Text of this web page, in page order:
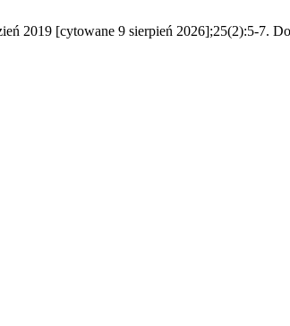
2019 [cytowane 9 sierpień 2026];25(2):5-7.